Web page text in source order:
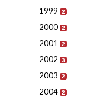
1999 2
2000 2
2001 2
2002 3
2003 2
2004 2